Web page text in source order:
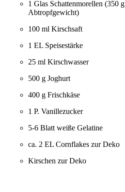
1 Glas Schattenmorellen (350 g
Abtropfgewicht)
100 ml Kirschsaft
1 EL Speisestärke
25 ml Kirschwasser
500 g Joghurt
400 g Frischkäse
1 P. Vanillezucker
5-6 Blatt weiße Gelatine
ca. 2 EL Cornflakes zur Deko
Kirschen zur Deko